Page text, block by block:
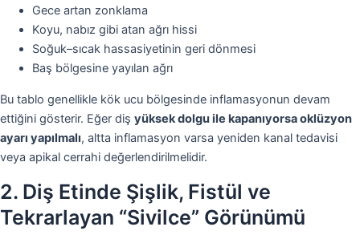
Gece artan zonklama
Koyu, nabız gibi atan ağrı hissi
Soğuk–sıcak hassasiyetinin geri dönmesi
Baş bölgesine yayılan ağrı
Bu tablo genellikle kök ucu bölgesinde inflamasyonun devam
ettiğini gösterir. Eğer diş yüksek dolgu ile kapanıyorsa oklüzyon
ayarı yapılmalı, altta inflamasyon varsa yeniden kanal tedavisi
veya apikal cerrahi değerlendirilmelidir.
2. Diş Etinde Şişlik, Fistül ve
Tekrarlayan “Sivilce” Görünümü